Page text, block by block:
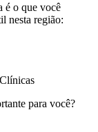
é o que você
nesta região:
para você?